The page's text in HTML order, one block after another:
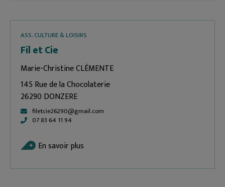
ASS. CULTURE & LOISIRS
Fil et Cie
Marie-Christine CLÉMENTE
145 Rue de la Chocolaterie
26290 DONZERE
filetcie26290@gmail.com
07 83 64 11 94
En savoir plus